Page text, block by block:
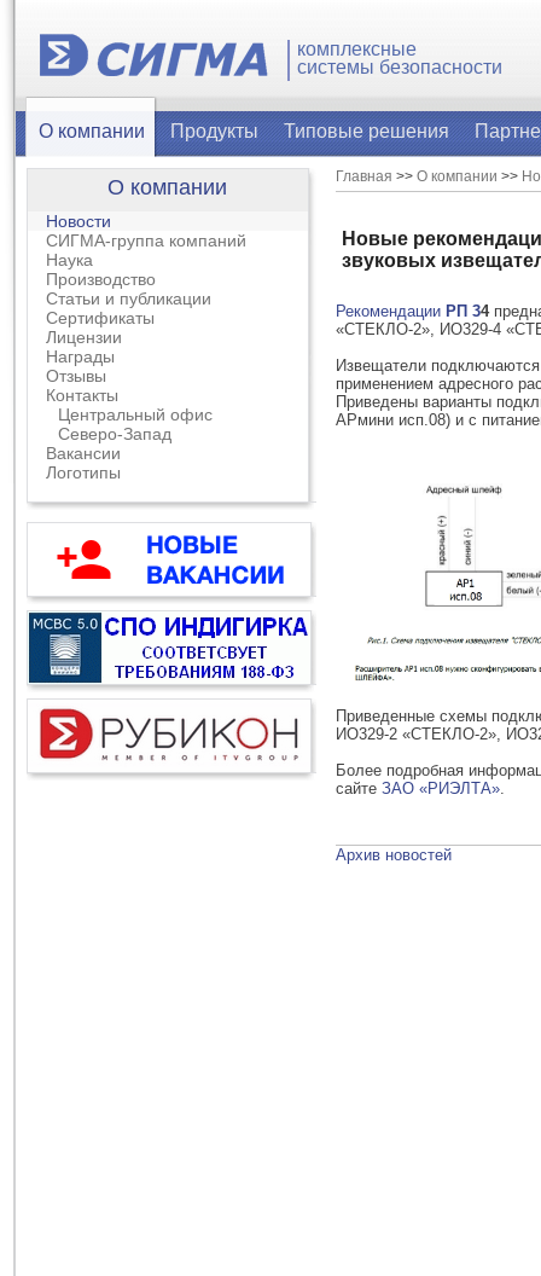
комплексные
системы безопасности
О компании Продукты Типовые решения
О компании
Новости
СИГМА-группа компаний
Наука
Производство
Статьи и публикации
Сертификаты
Лицензии
Награды
Отзывы
Контакты
Центральный офис
Северо-Запад
Вакансии
Логотипы
Главная >> О компании >>
Новые
звуковых
Рекомендации РП 34
«СТЕКЛО-2», ИО329-4
Извещатели
применением адресного
Приведены варианты
АРмини исп.08) и с
Приведенные схемы
ИО329-2 «СТЕКЛО-2»,
Более подробная
сайте ЗАО «РИЭЛТА».
Архив новостей